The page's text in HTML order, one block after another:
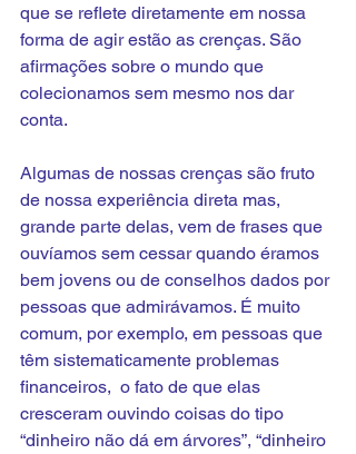
que se reflete diretamente em nossa
forma de agir estão as crenças. São
afirmações sobre o mundo que
colecionamos sem mesmo nos dar
conta.
Algumas de nossas crenças são fruto
de nossa experiência direta mas,
grande parte delas, vem de frases que
ouvíamos sem cessar quando éramos
bem jovens ou de conselhos dados por
pessoas que admirávamos. É muito
comum, por exemplo, em pessoas que
têm sistematicamente problemas
financeiros,  o fato de que elas
cresceram ouvindo coisas do tipo
“dinheiro não dá em árvores”, “dinheiro